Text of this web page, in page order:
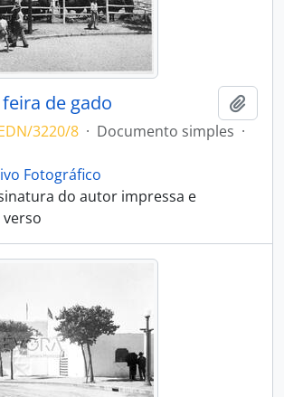
de gado
3220/8 · Documento simples ·
Fotográfico
do autor impressa e